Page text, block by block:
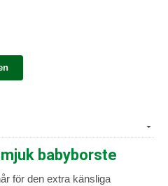
babyborste
för den extra känsliga